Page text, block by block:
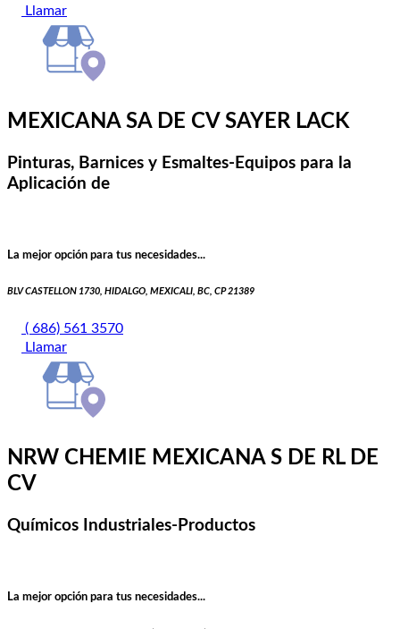
Llamar
MEXICANA SA DE CV SAYER LACK
Pinturas, Barnices y Esmaltes-Equipos para la
Aplicación de
La mejor opción para tus necesidades...
BLV CASTELLON 1730, HIDALGO, MEXICALI, BC, CP 21389
( 686) 561 3570
Llamar
NRW CHEMIE MEXICANA S DE RL DE
CV
Químicos Industriales-Productos
La mejor opción para tus necesidades...